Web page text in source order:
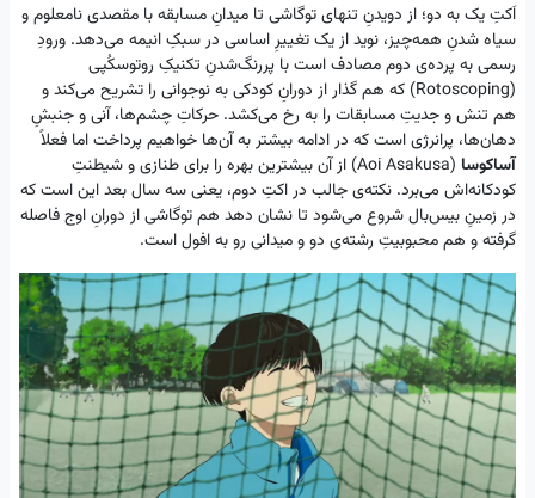
اَکتِ یک به دو؛ از دویدنِ تنهای توگاشی تا میدانِ مسابقه با مقصدی نامعلوم و
سیاه شدنِ همه‌چیز، نوید از یک تغییرِ اساسی در سبکِ انیمه می‌دهد. ورودِ
رسمی به پرده‌ی دوم مصادف است با پررنگ‌شدنِ تکنیکِ روتوسکُپی
(Rotoscoping) که هم گذار از دورانِ کودکی به نوجوانی را تشریح می‌کند و
هم تنش و جدیتِ مسابقات را به رخ می‌کشد. حرکاتِ چشم‌ها، آنی و جنبشِ
دهان‌ها، پرانرژی است که در ادامه بیشتر به آن‌ها خواهیم پرداخت اما فعلاً
آساکوسا
(Aoi Asakusa) از آن بیشترین بهره را برای طنازی و شیطنتِ
کودکانه‌اش می‌برد. نکته‌ی جالب در اکتِ دوم، یعنی سه سال بعد این است که
در زمینِ بیس‌بال شروع می‌شود تا نشان دهد هم توگاشی از دورانِ اوج فاصله
گرفته و هم محبوبیتِ رشته‌ی دو و میدانی رو به افول است.